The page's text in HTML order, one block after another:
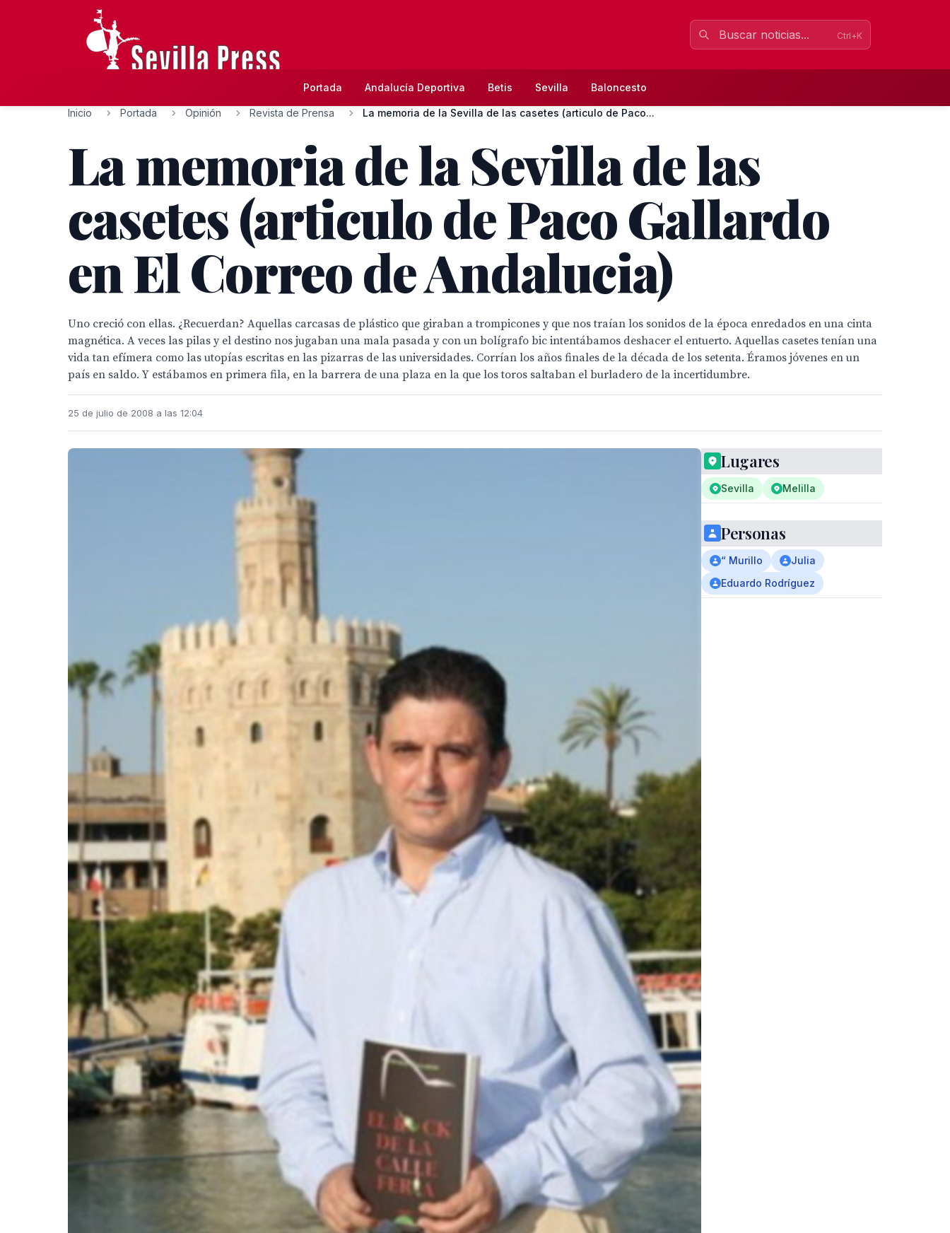
Ctrl+K
Portada Andalucía Deportiva Betis Sevilla Baloncesto
Inicio Portada Opinión Revista de Prensa La memoria de la Sevilla de las casetes (articulo de Paco...
La memoria de la Sevilla de las
casetes (articulo de Paco Gallardo
en El Correo de Andalucia)
Uno creció con ellas. ¿Recuerdan? Aquellas carcasas de plástico que giraban a trompicones y que nos traían los sonidos de la época enredados en una cinta
magnética. A veces las pilas y el destino nos jugaban una mala pasada y con un bolígrafo bic intentábamos deshacer el entuerto. Aquellas casetes tenían una
vida tan efímera como las utopías escritas en las pizarras de las universidades. Corrían los años finales de la década de los setenta. Éramos jóvenes en un
país en saldo. Y estábamos en primera fila, en la barrera de una plaza en la que los toros saltaban el burladero de la incertidumbre.
25 de julio de 2008 a las 12:04
Lugares
Sevilla Melilla
Personas
“ Murillo
Julia
Eduardo Rodríguez